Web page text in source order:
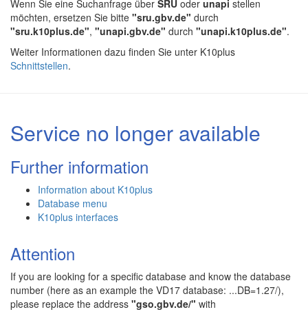
Wenn Sie eine Suchanfrage über SRU oder unapi stellen
möchten, ersetzen Sie bitte "sru.gbv.de" durch
"sru.k10plus.de", "unapi.gbv.de" durch "unapi.k10plus.de".
Weiter Informationen dazu finden Sie unter K10plus
Schnittstellen.
Service no longer available
Further information
Information about K10plus
Database menu
K10plus interfaces
Attention
If you are looking for a specific database and know the database
number (here as an example the VD17 database: ...DB=1.27/),
please replace the address "gso.gbv.de/" with